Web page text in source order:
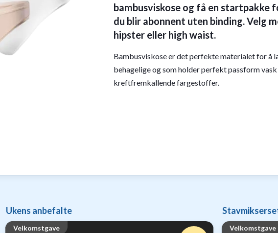
bambusviskose og få en startpakke
du blir abonnent uten binding. Velg
hipster eller high waist.
Bambusviskose er det perfekte materialet for å
behagelige og som holder perfekt passform
kreftfremkallende fargestoffer.
Ukens anbefalte
Velkomstgave Velkomstgave